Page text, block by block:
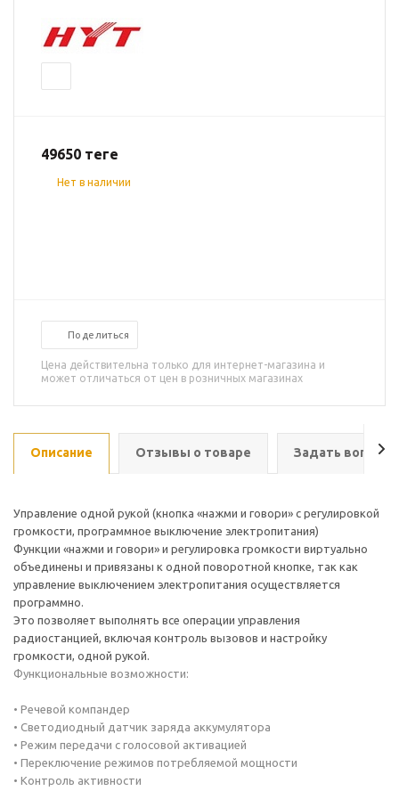
49650 теңге
Нет в наличии
Поделиться
Цена действительна только для интернет-магазина и
может отличаться от цен в розничных магазинах
Описание Отзывы о товаре Задать вопрос
Управление одной рукой (кнопка «нажми и говори» с регулировкой
громкости, программное выключение электропитания)
Функции «нажми и говори» и регулировка громкости виртуально
объединены и привязаны к одной поворотной кнопке, так как
управление выключением электропитания осуществляется
программно.
Это позволяет выполнять все операции управления
радиостанцией, включая контроль вызовов и настройку
громкости, одной рукой.
Функциональные возможности:
• Речевой компандер
• Светодиодный датчик заряда аккумулятора
• Режим передачи с голосовой активацией
• Переключение режимов потребляемой мощности
• Контроль активности